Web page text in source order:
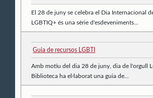
El 28 de juny se celebra el Dia Internacional
LGBTIQ+ és una sèrie d'esdeveniments...
Guia de recursos LGBTI
Amb motiu del dia 28 de juny, dia de l'orgull
Biblioteca ha el·laborat una guia de...